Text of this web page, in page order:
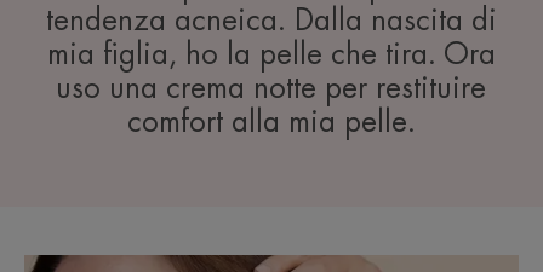
tendenza acneica. Dalla nascita di
mia figlia, ho la pelle che tira. Ora
uso una crema notte per restituire
comfort alla mia pelle.